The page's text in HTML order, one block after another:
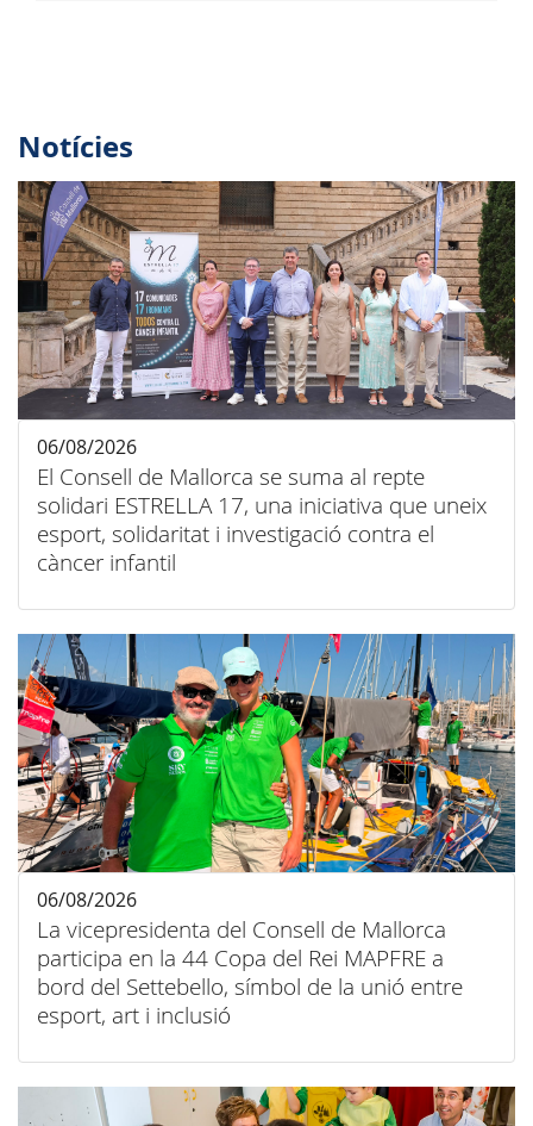
Notícies
El Consell de Mallorca se suma al repte
solidari ESTRELLA 17, una iniciativa que uneix
esport, solidaritat i investigació contra el
càncer infantil
06/08/2026
La vicepresidenta del Consell de Mallorca
participa en la 44 Copa del Rei MAPFRE a
bord del Settebello, símbol de la unió entre
esport, art i inclusió
06/08/2026